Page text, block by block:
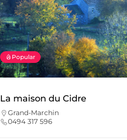
Popular
La maison du Cidre
Grand-Marchin
0494 317 596